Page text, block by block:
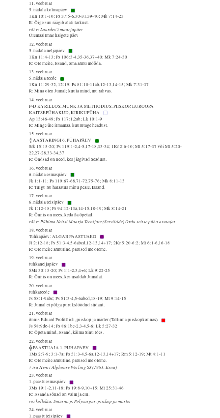
11. veebruar
5. nädala kolmapäev
1Kn 10:1-10; Ps 37:5-6,30-31,39-40; Mk 7:14-23
R: Õige suu räägib alati tarkust.
või v: Lourdes’i maarjapäev
Ülemaailmne haigete päev
12. veebruar
5. nädala neljapäev
1Kn 11:4-13; Ps 106:3-4,35-36,37+40; Mk 7:24-30
R: Ole meile, Issand, oma armu mööda.
13. veebruar
5. nädala reede
1Kn 11:29-32, 12:19; Ps 81:10-11ab,12-13,14-15; Mk 7:31-37
R: Mina olen Jumal; kuula mind, mu rahvas.
14. veebruar
P-D KYRILLOS, MUNK JA METHODIUS, PIISKOP, EUROOPA
KAITSEPÜHAKUD, KIRIKUPÜHA
Ap 13:46-49; Ps 117:1,2ab; Lk 10:1-9
R: Minge üle ilmamaa, kuulutage headust.
15. veebruar
╬ AASTARINGI 6. PÜHAPÄEV
Srk 15:15-20; Ps 119:1-2,4-5,17-18,33-34; 1Kr 2:6-10; Mt 5:17-37 või Mt 5:20-
22,27-28,33-34,37
R: Õndsad on need, kes järgivad Seadust.
16. veebruar
6. nädala esmaspäev
Jk 1:1-11; Ps 119:67-68,71-72,75-76; Mk 8:11-13
R: Tulgu Su halastus minu peale, Issand.
17. veebruar
6. nädala teisipäev
Jk 1:12-18; Ps 94:12-13a,14-15,18-19; Mk 8:14-21
R: Õnnis on mees, keda Sa õpetad.
või v: Pühima Neitsi Maarja Teenijate (Serviitide) Ordu seitse püha asutajat
18. veebruar
Tuhkapäev: ALGAB PAASTUAEG
Jl 2:12-18; Ps 51:3-4,5-6abcd,12-13,14+17; 2Kr 5:20-6:2; Mt 6:1-6,16-18
R: Ole meile armuline, patused me oleme.
19. veebruar
tuhkaneljapäev
5Ms 30:15-20; Ps 1:1-2,3,4+6; Lk 9:22-25
R: Õnnis on mees, kes usaldab Jumalat.
20. veebruar
tuhkareede
Js 58:1-9abc; Ps 51:3-4,5-6abcd,18-19; Mt 9:14-15
R: Jumal ei põlga purukslöödud südant.
21. veebruar
õnnis Eduard Profittlich, piiskop ja märter (Tallinna piiskopkonnas)
Js 58:9de-14; Ps 86:1bc-2,3-4,5-6; Lk 5:27-32
R: Õpeta mind, Issand, käima Sinu tões.
22. veebruar
╬ PAASTUAJA 1. PÜHAPÄEV
1Ms 2:7-9; 3:1-7a; Ps 51:3-4,5-6a,12-13,14+17; Rm 5:12-19; Mt 4:1-11
R: Ole meile armuline, patused me oleme.
† isa Henri Alphonse Werling SJ (1961, Esna)
23. veebruar
1. paastuesmaspäev
3Ms 19:1-2,11-18; Ps 19:8-9,10+15; Mt 25:31-46
R: Issanda sõnad on vaim ja elu.
või kollekta: Smürna p. Polycarpus, piiskop ja märter
24. veebruar
1. paastuteisipäev